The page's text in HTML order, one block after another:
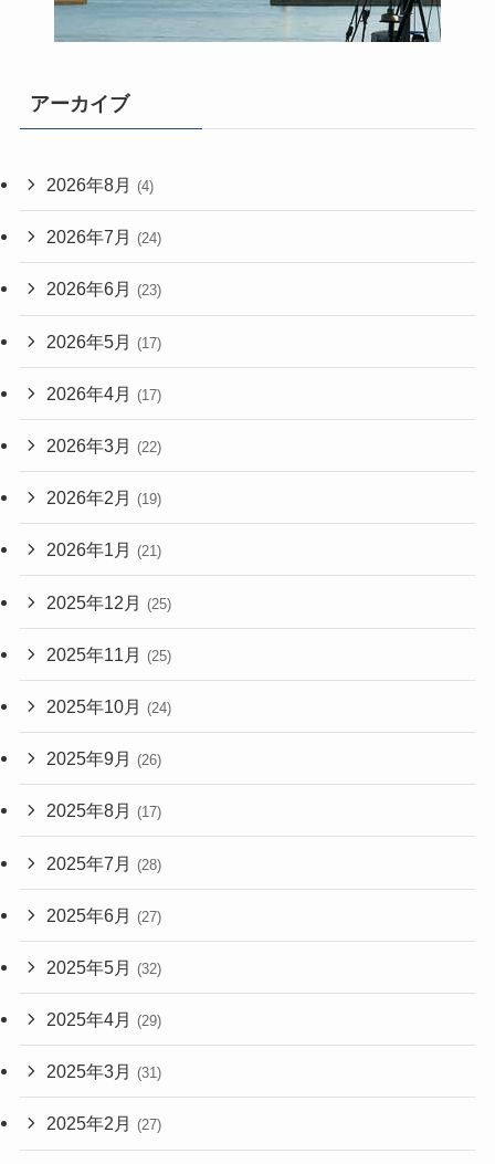
アーカイブ
2026年8月 (4)
2026年7月 (24)
2026年6月 (23)
2026年5月 (17)
2026年4月 (17)
2026年3月 (22)
2026年2月 (19)
2026年1月 (21)
2025年12月 (25)
2025年11月 (25)
2025年10月 (24)
2025年9月 (26)
2025年8月 (17)
2025年7月 (28)
2025年6月 (27)
2025年5月 (32)
2025年4月 (29)
2025年3月 (31)
2025年2月 (27)